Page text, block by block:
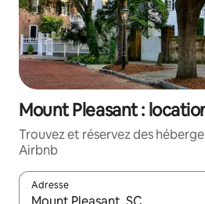
Mount Pleasant :
Trouvez et réservez des
Airbnb
Adresse
Lorsque les résultats s'affichent,